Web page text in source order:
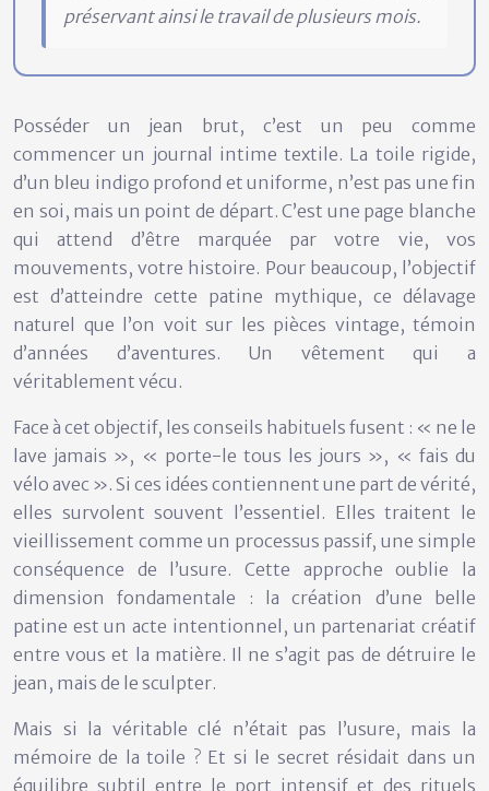
préservant ainsi le travail de plusieurs mois.
Posséder un jean brut, c’est un peu comme
commencer un journal intime textile. La toile rigide,
d’un bleu indigo profond et uniforme, n’est pas une fin
en soi, mais un point de départ. C’est une page blanche
qui attend d’être marquée par votre vie, vos
mouvements, votre histoire. Pour beaucoup, l’objectif
est d’atteindre cette patine mythique, ce délavage
naturel que l’on voit sur les pièces vintage, témoin
d’années d’aventures. Un vêtement qui a
véritablement vécu.
Face à cet objectif, les conseils habituels fusent : « ne le
lave jamais », « porte-le tous les jours », « fais du
vélo avec ». Si ces idées contiennent une part de vérité,
elles survolent souvent l’essentiel. Elles traitent le
vieillissement comme un processus passif, une simple
conséquence de l’usure. Cette approche oublie la
dimension fondamentale : la création d’une belle
patine est un acte intentionnel, un partenariat créatif
entre vous et la matière. Il ne s’agit pas de détruire le
jean, mais de le sculpter.
Mais si la véritable clé n’était pas l’usure, mais la
mémoire de la toile ? Et si le secret résidait dans un
équilibre subtil entre le port intensif et des rituels